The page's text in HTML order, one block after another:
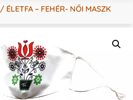
/ ÉLETFA – FEHÉR- NŐI MASZK